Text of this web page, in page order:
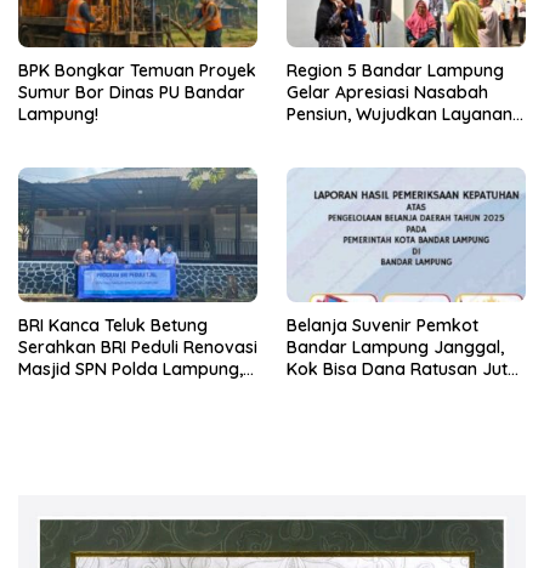
BPK Bongkar Temuan Proyek
Sumur Bor Dinas PU Bandar
Lampung!
Region 5 Bandar Lampung
Gelar Apresiasi Nasabah
Pensiun, Wujudkan Layanan
BRI Kanca Teluk Betung
Serahkan BRI Peduli Renovasi
Masjid SPN Polda Lampung,
Belanja Suvenir Pemkot
Bandar Lampung Janggal,
Kok Bisa Dana Ratusan Juta